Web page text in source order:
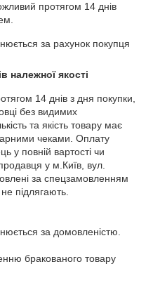
протягом 14 днів
за рахунок покупця
належної якості
14 днів з дня покупки,
без видимих
та якість товару має
чеками. Оплату
у повній вартості чи
у м.Київ, вул.
за спецзамовленням
підлягають.
за домовленістю.
бракованого товару